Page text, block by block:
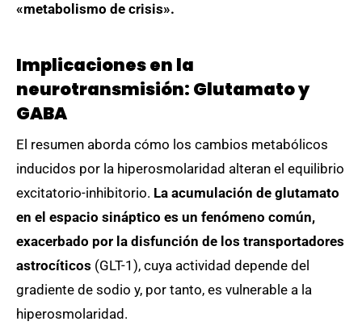
«metabolismo de crisis».
Implicaciones en la
neurotransmisión: Glutamato y
GABA
El resumen aborda cómo los cambios metabólicos
inducidos por la hiperosmolaridad alteran el equilibrio
excitatorio-inhibitorio. La acumulación de glutamato
en el espacio sináptico es un fenómeno común,
exacerbado por la disfunción de los transportadores
astrocíticos (GLT-1), cuya actividad depende del
gradiente de sodio y, por tanto, es vulnerable a la
hiperosmolaridad.